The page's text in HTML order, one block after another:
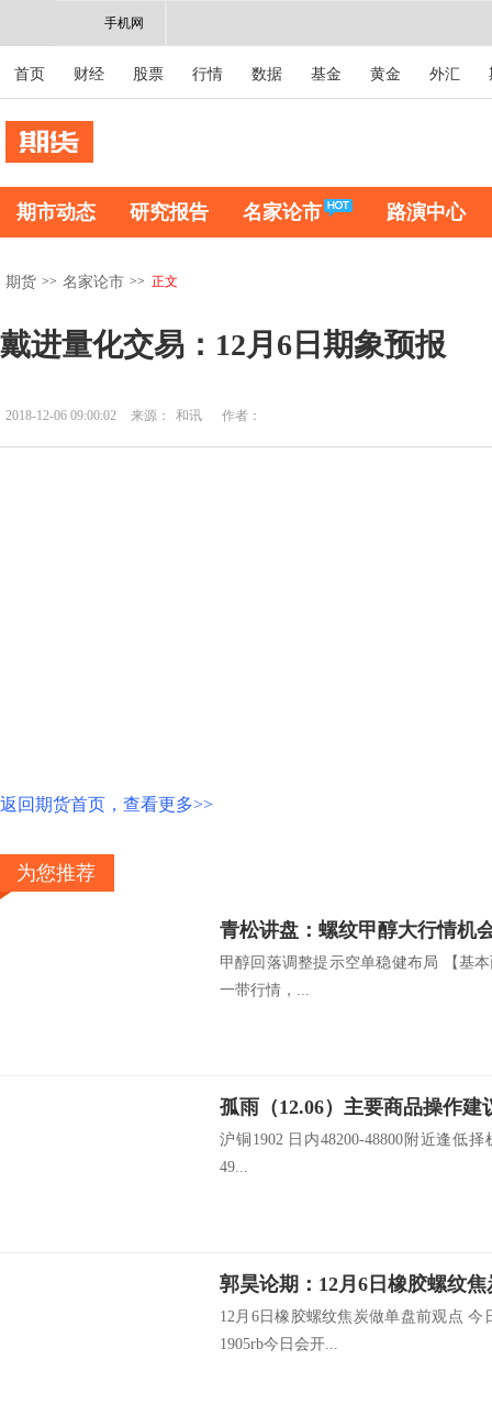
手机网
首页 财经 股票 行情 数据 基金 黄金 外汇
期市动态 研究报告 名家论市 路演中心
期货 >> 名家论市 >> 正文
戴进量化交易：12月6日期象预报
2018-12-06 09:00:02 来源： 和讯 作者：
返回期货首页，查看更多>>
为您推荐
青松讲盘：螺纹甲醇大行情机
甲醇回落调整提示空单稳健布局 【基
一带行情，...
孤雨（12.06）主要商品操作建
沪铜1902 日内48200-48800附近逢低
49...
郭昊论期：12月6日橡胶螺纹
12月6日橡胶螺纹焦炭做单盘前观点
1905rb今日会开...